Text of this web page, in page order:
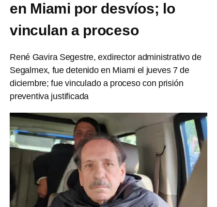
en Miami por desvíos; lo
vinculan a proceso
René Gavira Segestre, exdirector administrativo de
Segalmex, fue detenido en Miami el jueves 7 de
diciembre; fue vinculado a proceso con prisión
preventiva justificada